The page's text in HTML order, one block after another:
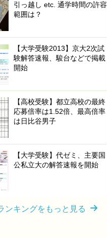
引っ越し etc. 通学時間の許容
範囲は？
【大学受験2013】京大2次試
験解答速報、駿台などで掲載
開始
【高校受験】都立高校の最終
応募倍率は1.52倍、最高倍率
は日比谷男子
【大学受験】代ゼミ、主要国
公私立大の解答速報を開始
ンキングをもっと見る